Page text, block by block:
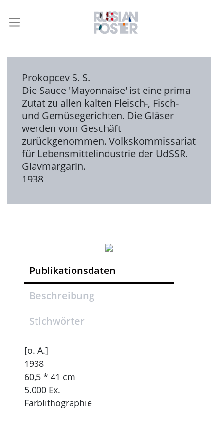
Prokopcev S. S.
Die Sauce 'Mayonnaise' ist eine prima
Zutat zu allen kalten Fleisch-, Fisch-
und Gemüsegerichten. Die Gläser
werden vom Geschäft
zurückgenommen. Volkskommissariat
für Lebensmittelindustrie der UdSSR.
Glavmargarin.
1938
Publikationsdaten
Beschreibung
Stichwörter
[o. A.]
1938
60,5 * 41 cm
5.000 Ex.
Farblithographie